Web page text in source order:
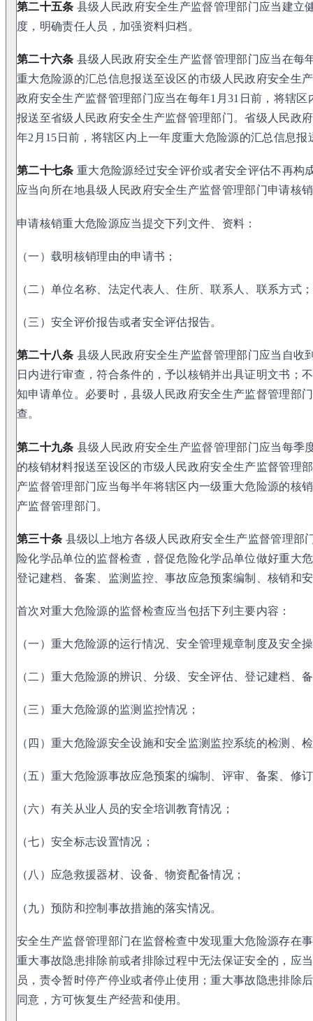
第二十五条 县级人民政府安全生产监督管理部门应当建立
度，明确责任人员，加强资料归档。
第二十六条 县级人民政府安全生产监督管理部门应当在每
重大危险源的汇总信息报送至设区的市级人民政府安全生
政府安全生产监督管理部门应当在每年1月31日前，将辖
报送至省级人民政府安全生产监督管理部门。省级人民政
年2月15日前，将辖区内上一年度重大危险源的汇总信息
第二十七条 重大危险源经过安全评价或者安全评估不再构
应当向所在地县级人民政府安全生产监督管理部门申请核
申请核销重大危险源应当提交下列文件、资料：
（一）载明核销理由的申请书；
（二）单位名称、法定代表人、住所、联系人、联系方式；
（三）安全评价报告或者安全评估报告。
第二十八条 县级人民政府安全生产监督管理部门应当自收
日内进行审查，符合条件的，予以核销并出具证明文书；
知申请单位。必要时，县级人民政府安全生产监督管理部
查。
第二十九条 县级人民政府安全生产监督管理部门应当每季
的核销材料报送至设区的市级人民政府安全生产监督管理
产监督管理部门应当每半年将辖区内一级重大危险源的核
产监督管理部门。
第三十条 县级以上地方各级人民政府安全生产监督管理部
险化学品单位的监督检查，督促危险化学品单位做好重大
登记建档、备案、监测监控、事故应急预案编制、核销和
首次对重大危险源的监督检查应当包括下列主要内容：
（一）重大危险源的运行情况、安全管理规章制度及安全
（二）重大危险源的辨识、分级、安全评估、登记建档、
（三）重大危险源的监测监控情况；
（四）重大危险源安全设施和安全监测监控系统的检测、
（五）重大危险源事故应急预案的编制、评审、备案、修
（六）有关从业人员的安全培训教育情况；
（七）安全标志设置情况；
（八）应急救援器材、设备、物资配备情况；
（九）预防和控制事故措施的落实情况。
安全生产监督管理部门在监督检查中发现重大危险源存在
重大事故隐患排除前或者排除过程中无法保证安全的，应
员，责令暂时停产停业或者停止使用；重大事故隐患排除
同意，方可恢复生产经营和使用。